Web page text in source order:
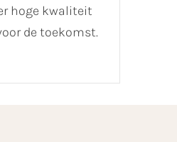
hoge kwaliteit
de toekomst.